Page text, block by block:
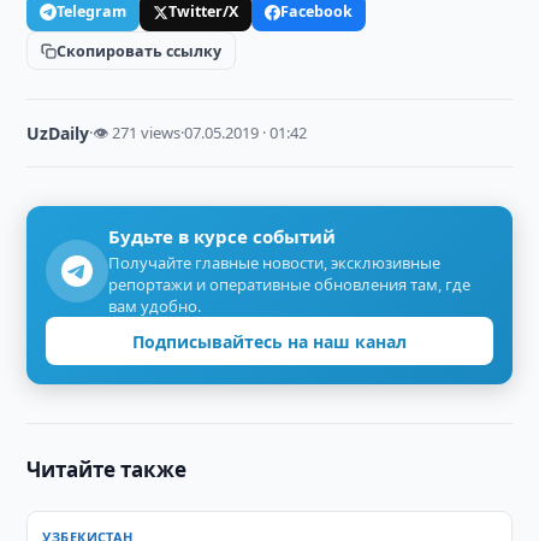
Telegram Twitter/X
Facebook
Скопировать ссылку
UzDaily·👁 271 views·07.05.2019 · 01:42
Будьте в курсе событий
Получайте главные новости, эксклюзивные
репортажи и оперативные обновления там, где
вам удобно.
Подписывайтесь на наш канал
Читайте также
УЗБЕКИСТАН